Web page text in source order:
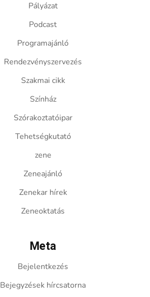
Pályázat
Podcast
Programajánló
Rendezvényszervezés
Szakmai cikk
Színház
Szórakoztatóipar
Tehetségkutató
zene
Zeneajánló
Zenekar hírek
Zeneoktatás
Meta
Bejelentkezés
Bejegyzések hírcsatorna